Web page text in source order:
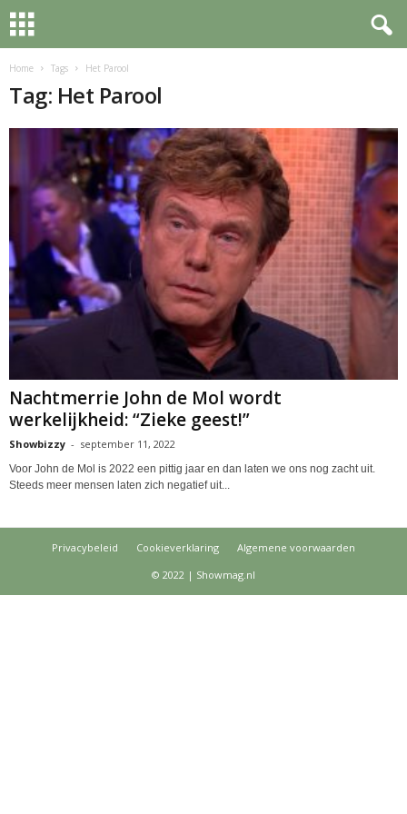
Home Tags Het Parool
Tag: Het Parool
Nachtmerrie John de Mol wordt
werkelijkheid: “Zieke geest!”
Showbizzy - september 11, 2022
Voor John de Mol is 2022 een pittig jaar en dan laten we ons nog zacht uit.
Steeds meer mensen laten zich negatief uit...
Privacybeleid Cookieverklaring
Algemene voorwaarden
© 2022 | Showmag.nl